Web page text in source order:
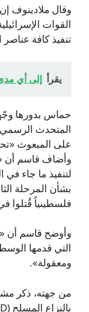
وقال ملادينوف
القوات
تنفيذ كافة
يقرأ إلى أي
حماس بدورها
المتحدث الرسمي
على المبعوث
وأضاف قاسم أن
لتنفيذ ما جاء
فلسطينياً قُتلوا
وأوضح قاسم أن
التي قدمها
ومعقولة».
من جهته، ذكر